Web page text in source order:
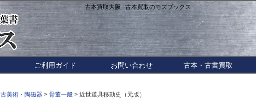
古本買取大阪 | 古本買取のモズブックス
ご利用ガイド お問い合わせ 古本・古書買取
古美術・陶磁器 > 骨董一般 > 近世道具移動史（元版）